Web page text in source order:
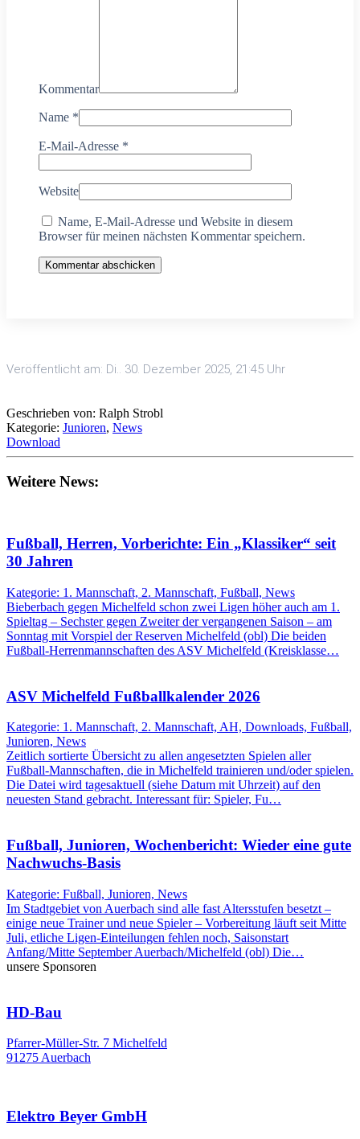
Kommentar
Name *
E-Mail-Adresse *
Website
Name, E-Mail-Adresse und Website in diesem
Browser für meinen nächsten Kommentar speichern.
Kommentar abschicken
Veröffentlicht am: Di.. 30. Dezember 2025, 21:45 Uhr
Geschrieben von: Ralph Strobl
Kategorie: Junioren, News
Download
Weitere News:
Fußball, Herren, Vorberichte: Ein „Klassiker“ seit
30 Jahren
Kategorie: 1. Mannschaft, 2. Mannschaft, Fußball, News
Bieberbach gegen Michelfeld schon zwei Ligen höher auch am 1.
Spieltag – Sechster gegen Zweiter der vergangenen Saison – am
Sonntag mit Vorspiel der Reserven Michelfeld (obl) Die beiden
Fußball-Herrenmannschaften des ASV Michelfeld (Kreisklasse…
ASV Michelfeld Fußballkalender 2026
Kategorie: 1. Mannschaft, 2. Mannschaft, AH, Downloads, Fußball,
Junioren, News
Zeitlich sortierte Übersicht zu allen angesetzten Spielen aller
Fußball-Mannschaften, die in Michelfeld trainieren und/oder spielen.
Die Datei wird tagesaktuell (siehe Datum mit Uhrzeit) auf den
neuesten Stand gebracht. Interessant für: Spieler, Fu…
Fußball, Junioren, Wochenbericht: Wieder eine gute
Nachwuchs-Basis
Kategorie: Fußball, Junioren, News
Im Stadtgebiet von Auerbach sind alle fast Altersstufen besetzt –
einige neue Trainer und neue Spieler – Vorbereitung läuft seit Mitte
Juli, etliche Ligen-Einteilungen fehlen noch, Saisonstart
Anfang/Mitte September Auerbach/Michelfeld (obl) Die…
unsere Sponsoren
HD-Bau
Pfarrer-Müller-Str. 7 Michelfeld
91275 Auerbach
Elektro Beyer GmbH